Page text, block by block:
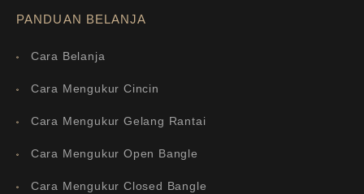
PANDUAN BELANJA
Cara Belanja
Cara Mengukur Cincin
Cara Mengukur Gelang Rantai
Cara Mengukur Open Bangle
Cara Mengukur Closed Bangle